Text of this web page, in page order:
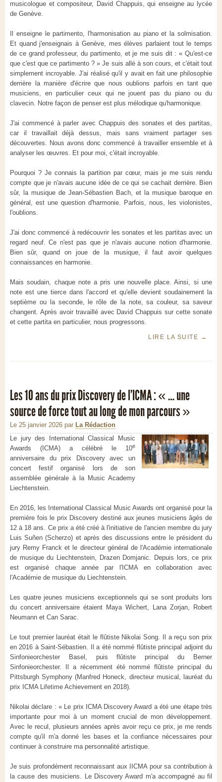
musicologue et compositeur, David Chappuis, qui enseigne au lycée
de Genève.
Il enseigne le partimento, l'harmonisation au piano et la solmisation.
Et quand j'enseignais à Genève, mes élèves parlaient tout le temps
de ce grand professeur, du partimento, et je me suis dit : « Qu'est-ce
que c'est que ce partimento ? » Je suis allé à son cours, et c'était tout
simplement incroyable. J'ai réalisé qu'il y avait en fait une philosophie
derrière la manière d'écrire que nous oublions parfois en tant que
musiciens, en particulier ceux qui ne jouent pas du piano ou du
clavecin. Notre façon de penser est plus mélodique qu'harmonique.
J'ai commencé à parler avec Chappuis des sonates et des partitas,
car il travaillait déjà dessus, mais sans vraiment partager ses
découvertes. Nous avons donc commencé à travailler ensemble et à
analyser les œuvres. Et pour moi, c'était incroyable.
Pourquoi ? Je connais la partition par cœur, mais je me suis rendu
compte que je n'avais aucune idée de ce qui se cachait derrière. Bien
sûr, la musique de Jean-Sébastien Bach, et la musique baroque en
général, est une question d'harmonie. Parfois, nous, les violonistes,
l'oublions.
J'ai donc commencé à redécouvrir les sonates et les partitas avec un
regard neuf. Ce n'est pas que je n'avais aucune notion d'harmonie.
Bien sûr, quand on joue de la musique, il faut avoir quelques
connaissances en harmonie.
Mais soudain, chaque note a pris une nouvelle place. Ainsi, si une
note est une tierce dans l'accord et qu'elle devient soudainement la
septième ou la seconde, le rôle de la note, sa couleur, sa saveur
changent. Après avoir travaillé avec David Chappuis sur cette sonate
et cette partita en particulier, nous progressons.
LIRE LA SUITE →
Les 10 ans du prix Discovery de l'ICMA : « … une
source de force tout au long de mon parcours »
Le 25 janvier 2026 par La Rédaction
Le jury des International Classical Music
Awards (ICMA) a célébré le 10e
anniversaire du prix Discovery avec un
concert festif organisé lors de son
assemblée générale à la Music Academy
Liechtenstein.
En 2016, les International Classical Music Awards ont organisé pour la
première fois le prix Discovery destiné aux jeunes musiciens âgés de
12 à 18 ans. Ce prix a été créé à l'initiative de l'ancien membre du jury
Luis Suñen (Scherzo) et après des discussions entre le président du
jury Remy Franck et le directeur général de l'Académie internationale
de musique du Liechtenstein, Drazen Domjanic. Depuis lors, ce prix
est organisé chaque année par l'ICMA en collaboration avec
l'Académie de musique du Liechtenstein.
Les quatre jeunes musiciens exceptionnels qui se sont produits lors
du concert anniversaire étaient Maya Wichert, Lana Zorjan, Robert
Neumann et Can Sarac.
Le tout premier lauréat était le flûtiste Nikolai Song. Il a reçu son prix
en 2016 à Saint-Sébastien. Il a été nommé flûtiste principal adjoint du
Sinfonieorchester Basel, puis flûtiste principal du Berner
Sinfonieorchester. Il a récemment été nommé flûtiste principal du
Pittsburgh Symphony (Manfred Honeck, directeur musical, lauréat du
prix ICMA Lifetime Achievement en 2018).
Nikolai déclare : « Le prix ICMA Discovery Award a été une étape très
importante pour moi à un moment crucial de mon développement.
Avec le recul, plusieurs années après avoir reçu ce prix, je me rends
compte qu'il m'a donné les bases et la confiance nécessaires pour
continuer à construire ma personnalité artistique.
Je suis profondément reconnaissant aux IICMA pour sa contribution à
la cause des musiciens. Le Discovery Award m'a accompagné au fil